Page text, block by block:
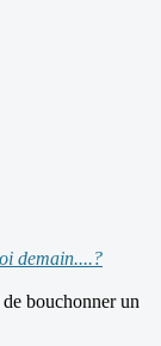
demain....?
bouchonner un